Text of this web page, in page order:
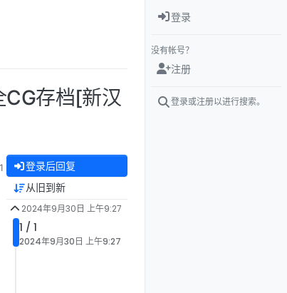
存档[新汉
登录后回复
从旧到新
2024年9月30日 上午9:27
1 / 1
2024年9月30日 上午9:27
登录
没有帐号？
注册
登录或注册以进行搜索。